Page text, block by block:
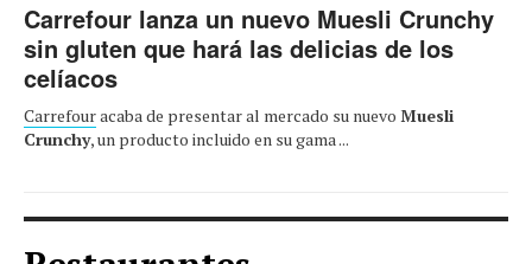
Carrefour lanza un nuevo Muesli Crunchy
sin gluten que hará las delicias de los
celíacos
Carrefouracaba de presentar al mercado su nuevo Muesli
Crunchy, un producto incluido en su gama ...